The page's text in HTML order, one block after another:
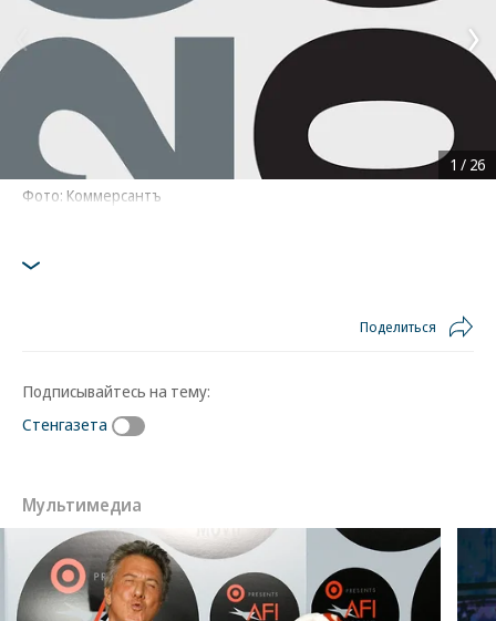
Фото: Коммерсантъ
1 / 26
Поделиться
Подписывайтесь на тему:
Стенгазета
Мультимедиа